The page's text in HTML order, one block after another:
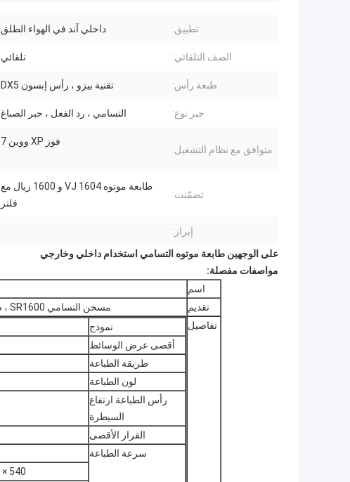
تطبيق: داخلي آند في الهواء الطلق
الصف التلقائي: تلقائي
طبعة رأس: تقنية بيزو ، رأس إبسون DX5
حبر نوع: التسامي ، رد الفعل ، حبر الصباغ
متوافق مع نظام التشغيل:
فوز XP ووين 7
تضمّنت:
طابعة موتوه VJ 1604 و 1600 ريال مع
فلتر
إبراز:
على الوجهين طابعة موتوه التسامي استخدام داخلي وخارجي
مواصفات مفصلة:
اسم
تقديم
مسخن التسامي SR1600 ، طابعة Mutoh VJ1604 ، مروحة تصفية الكربون المنشط
تفاصيل
نموذج
أقصى عرض الوسائط
طريقة الطباعة
لون الطباعة
رأس الطباعة ارتفاع
السيطرة
القرار الأقصى
سرعة الطباعة
540 × 720 / 3Pass